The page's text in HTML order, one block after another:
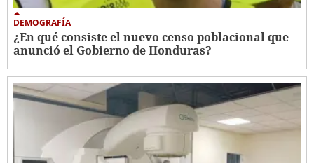
DEMOGRAFÍA
¿En qué consiste el nuevo censo poblacional que
anunció el Gobierno de Honduras?